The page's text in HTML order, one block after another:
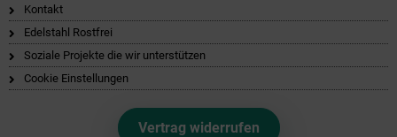
Kontakt
Edelstahl Rostfrei
Soziale Projekte die wir unterstützen
Cookie Einstellungen
Vertrag widerrufen